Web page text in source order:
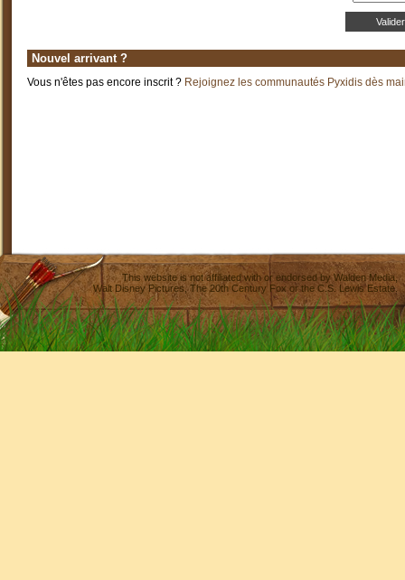
Nouvel arrivant ?
Vous n'êtes pas encore inscrit ? Rejoignez les communautés Pyxidis dès
This website is not affiliated with or endorsed byWalden Media
Walt Disney Pictures,The 20th Century Fox or the C.S. Lewis Estate.